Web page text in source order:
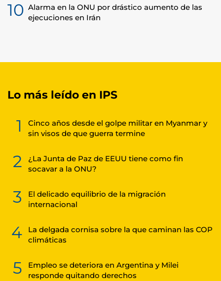
10 Alarma en la ONU por drástico aumento de las
ejecuciones en Irán
Lo más leído en IPS
1
Cinco años desde el golpe militar en Myanmar y
sin visos de que guerra termine
2
¿La Junta de Paz de EEUU tiene como fin
socavar a la ONU?
3
El delicado equilibrio de la migración
internacional
4
La delgada cornisa sobre la que caminan las COP
climáticas
5
Empleo se deteriora en Argentina y Milei
responde quitando derechos